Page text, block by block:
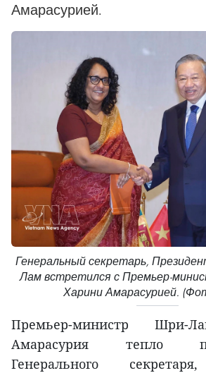
Амарасурией.
Генеральный секретарь,
Лам встретился с Премьер-
Харини Амарасурией.
Премьер-министр Шри-
Амарасурия тепло
Генерального